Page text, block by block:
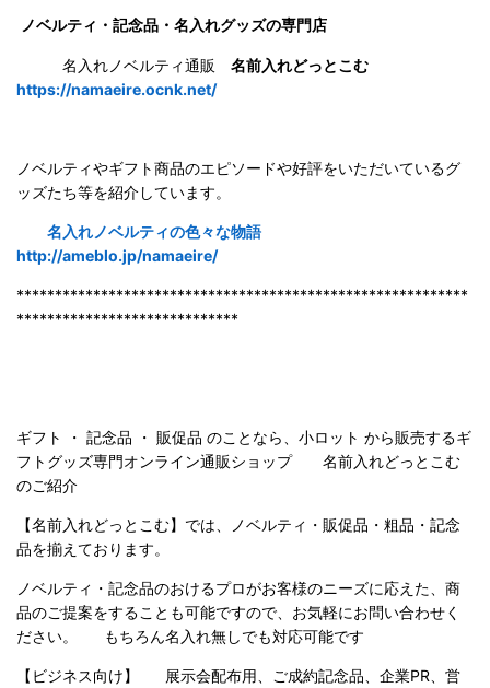
ノベルティ・記念品・名入れグッズの専門店
名入れノベルティ通販 名前入れどっとこむ
https://namaeire.ocnk.net/
ノベルティやギフト商品のエピソードや好評をいただいているグ
ッズたち等を紹介しています。
名入れノベルティの色々な物語
http://ameblo.jp/namaeire/
***********************************************************
*****************************
ギフト ・ 記念品 ・ 販促品 のことなら、小ロット から販売するギ
フトグッズ専門オンライン通販ショップ 名前入れどっとこむ
のご紹介
【名前入れどっとこむ】では、ノベルティ・販促品・粗品・記念
品を揃えております。
ノベルティ・記念品のおけるプロがお客様のニーズに応えた、商
品のご提案をすることも可能ですので、お気軽にお問い合わせく
ださい。 もちろん名入れ無しでも対応可能です
【ビジネス向け】 展示会配布用、ご成約記念品、企業PR、営